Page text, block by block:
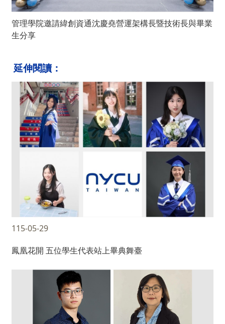
管理學院邀請緯創資通沈慶堯營運架構長暨技術長與畢業
生分享
延伸閱讀：
115-05-29
鳳凰花開 五位學生代表站上畢典舞臺